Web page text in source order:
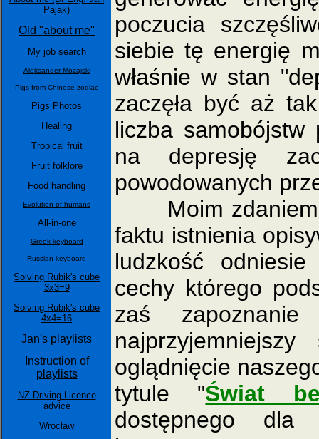
Pajak)
Old "about me"
My job search
Aleksander Możajski
Pigs from Chinese zodiac
Pigs Photos
Healing
Tropical fruit
Fruit folklore
Food handling
Evolution of humans
All-in-one
Greek keyboard
Russian keyboard
Solving Rubik's cube
3x3=9
Solving Rubik's cube
4x4=16
Jan's playlists
Instruction of
playlists
NZ Driving Licence
advice
Wrocław
poczucia
siebie tę energię
właśnie w stan
zaczęła być aż
liczba samobójstw
na depresję
powodowanych
Moim zdaniem
faktu istnienia
ludzkość
cechy którego
zaś
oglądnięcie
tytule "Świat
dostępnego dla